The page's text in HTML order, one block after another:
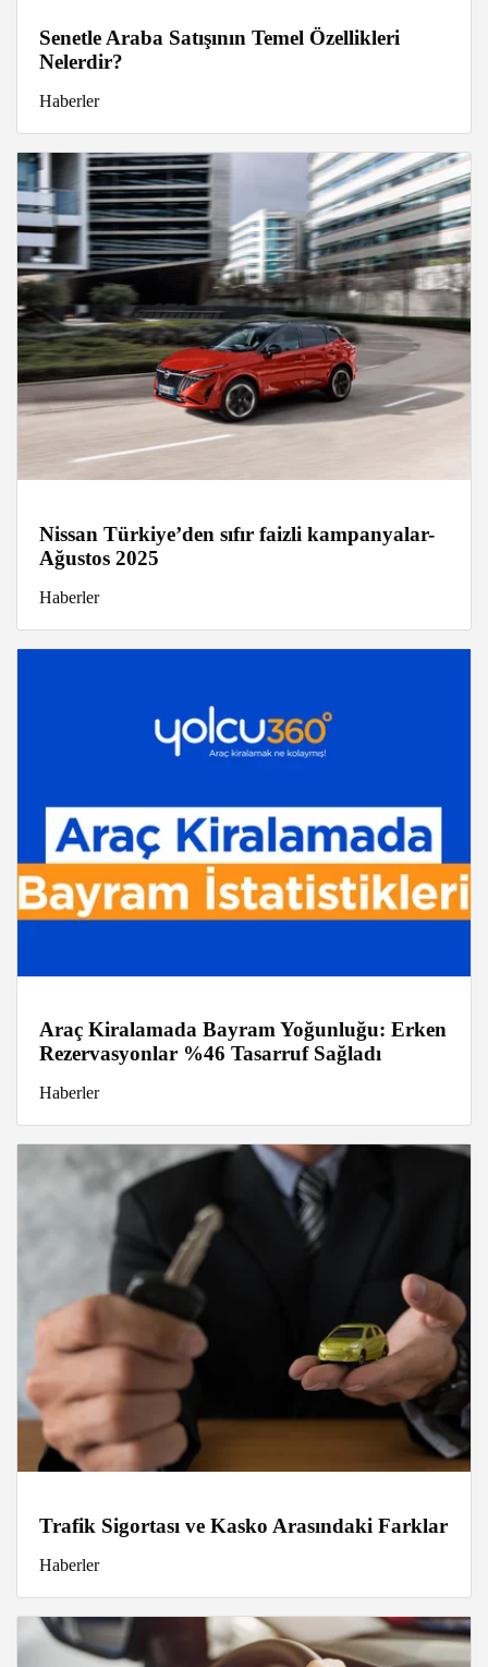
Senetle Araba Satışının Temel Özellikleri
Nelerdir?
Haberler
Nissan Türkiye’den sıfır faizli kampanyalar-
Ağustos 2025
Haberler
Araç Kiralamada Bayram Yoğunluğu: Erken
Rezervasyonlar %46 Tasarruf Sağladı
Haberler
Trafik Sigortası ve Kasko Arasındaki Farklar
Haberler